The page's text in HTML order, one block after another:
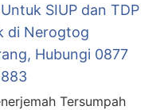
SIUP dan TDP
di Nerogtog
Hubungi 0877
Tersumpah